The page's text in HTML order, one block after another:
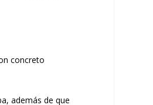
concreto
además de que